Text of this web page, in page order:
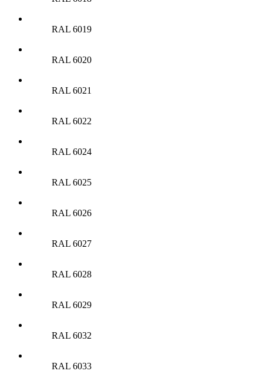
RAL 6019
RAL 6020
RAL 6021
RAL 6022
RAL 6024
RAL 6025
RAL 6026
RAL 6027
RAL 6028
RAL 6029
RAL 6032
RAL 6033